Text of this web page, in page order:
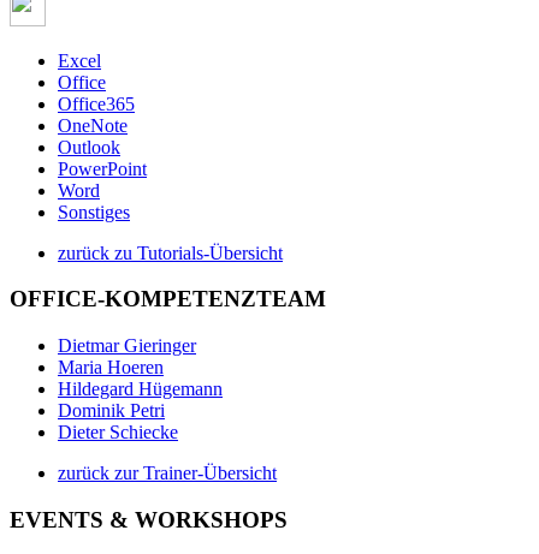
Excel
Office
Office365
OneNote
Outlook
PowerPoint
Word
Sonstiges
zurück zu Tutorials-Übersicht
OFFICE-KOMPETENZTEAM
Dietmar Gieringer
Maria Hoeren
Hildegard Hügemann
Dominik Petri
Dieter Schiecke
zurück zur Trainer-Übersicht
EVENTS & WORKSHOPS